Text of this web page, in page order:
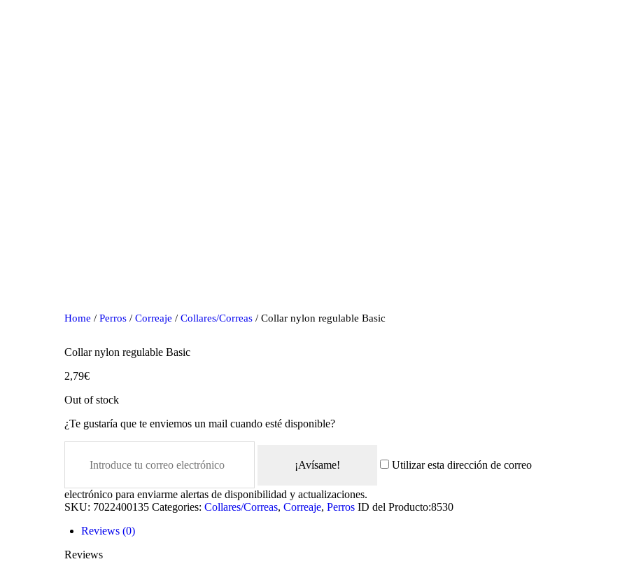
Home / Perros / Correaje / Collares/Correas / Collar nylon regulable Basic
Collar nylon regulable Basic
2,79€
Out of stock
¿Te gustaría que te enviemos un mail cuando esté disponible?
¡Avísame! Utilizar esta dirección de correo
electrónico para enviarme alertas de disponibilidad y actualizaciones.
SKU: 7022400135 Categories: Collares/Correas, Correaje, Perros ID del Producto:8530
Reviews (0)
Reviews